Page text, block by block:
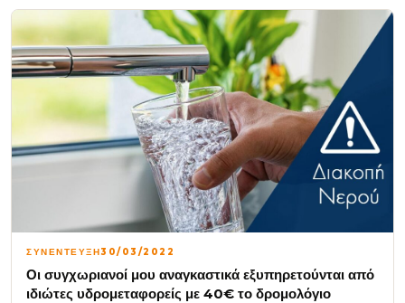
ΣΥΝΕΝΤΕΥΞΗ30/03/2022
Οι συγχωριανοί μου αναγκαστικά εξυπηρετούνται από
ιδιώτες υδρομεταφορείς με 40€ το δρομολόγιο